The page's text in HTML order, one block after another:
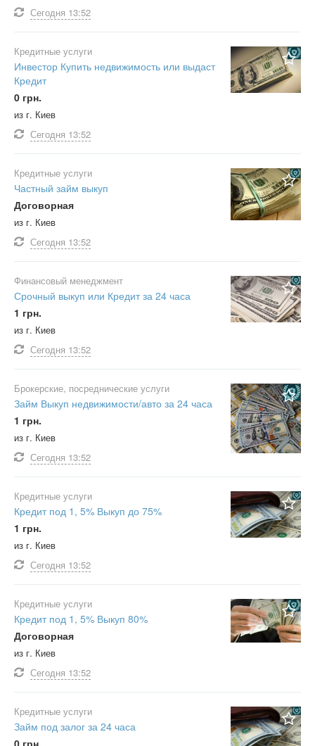
Сегодня 13:52
Кредитные услуги
Инвестор Купить недвижимость или выдаст
Кредит
0 грн.
из г. Киев
Сегодня 13:52
Кредитные услуги
Частный займ выкуп
Договорная
из г. Киев
Сегодня 13:52
Финансовый менеджмент
Срочный выкуп или Кредит за 24 часа
1 грн.
из г. Киев
Сегодня 13:52
Брокерские, посреднические услуги
Займ Выкуп недвижимости/авто за 24 часа
1 грн.
из г. Киев
Сегодня 13:52
Кредитные услуги
Кредит под 1, 5% Выкуп до 75%
1 грн.
из г. Киев
Сегодня 13:52
Кредитные услуги
Кредит под 1, 5% Выкуп 80%
Договорная
из г. Киев
Сегодня 13:52
Кредитные услуги
Займ под залог за 24 часа
0 грн.